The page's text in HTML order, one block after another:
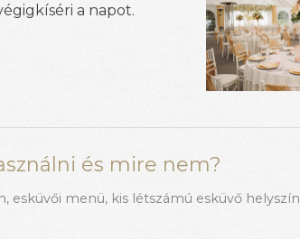
a napot.
és mire nem?
, esküvői menü, kis létszámú esküvő helyszín